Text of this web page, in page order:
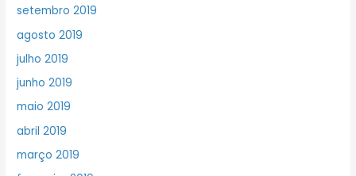
setembro 2019
agosto 2019
julho 2019
junho 2019
maio 2019
abril 2019
março 2019